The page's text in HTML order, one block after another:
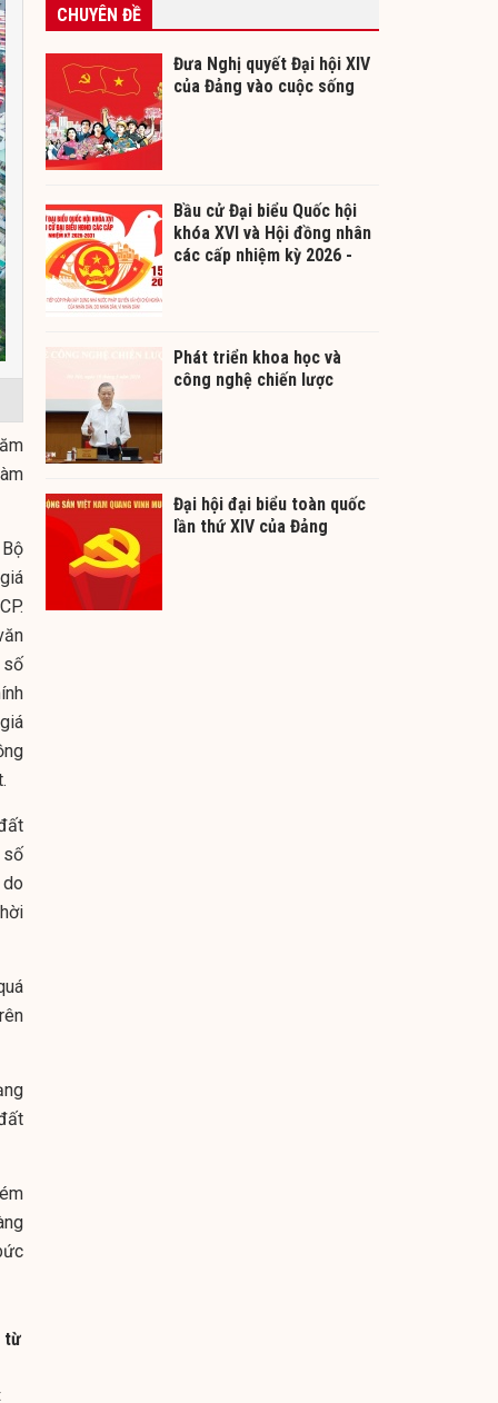
từ
CHUYÊN ĐỀ
Đưa Nghị quyết Đại hội XIV
của Đảng vào cuộc sống
Bầu cử Đại biểu Quốc hội
khóa XVI và Hội đồng nhân
các cấp nhiệm kỳ 2026 -
Phát triển khoa học và
công nghệ chiến lược
Đại hội đại biểu toàn quốc
lần thứ XIV của Đảng